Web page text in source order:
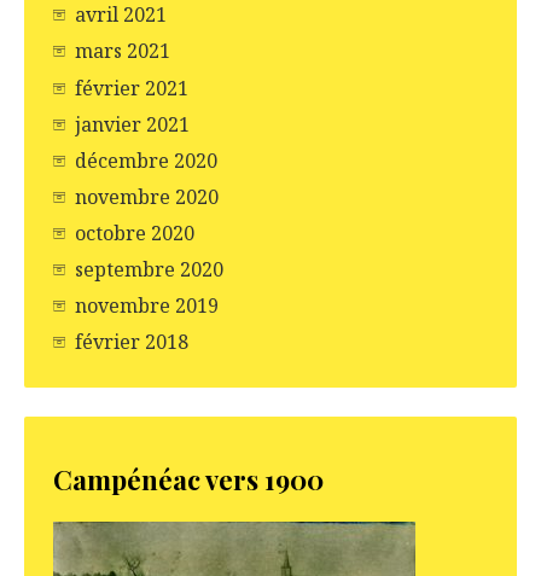
avril 2021
mars 2021
février 2021
janvier 2021
décembre 2020
novembre 2020
octobre 2020
septembre 2020
novembre 2019
février 2018
Campénéac vers 1900